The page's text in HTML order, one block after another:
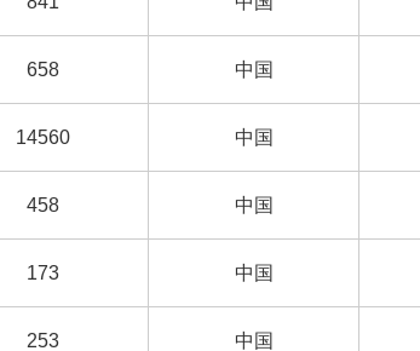
658 中国
14560 中国
458 中国
173 中国
253 中国